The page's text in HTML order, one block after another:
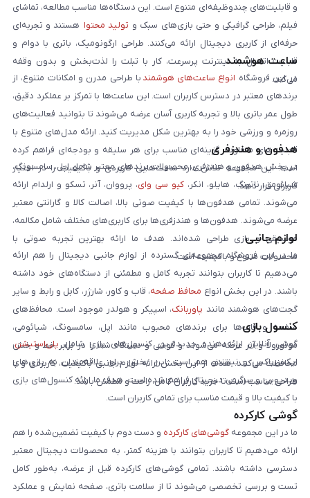
و قابلیت‌های چندوظیفه‌ای متنوع است. این دستگاه‌ها مناسب مطالعه، تماشای
فیلم، طراحی گرافیکی و حتی بازی‌های سبک و تولید محتوا هستند و تجربه‌ای
حرفه‌ای از کاربری دیجیتال ارائه می‌کنند. طراحی ارگونومیک، باتری با دوام و
قابلیت اتصال به اینترنت پرسرعت، کار با تبلت را لذت‌بخش و بدون وقفه
می‌کند.
ساعت هوشمند
در این فروشگاه انواع ساعت‌های هوشمند با طراحی مدرن و امکانات متنوع، از
برندهای معتبر در دسترس کاربران است. این ساعت‌ها با تمرکز بر عملکرد دقیق،
طول عمر باتری بالا و تجربه کاربری آسان عرضه می‌شوند تا بتوانید فعالیت‌های
روزمره و ورزشی خود را به بهترین شکل مدیریت کنید. ارائه مدل‌های متنوع با
قابلیت‌های متفاوت، گزینه‌ای مناسب برای هر سلیقه و بودجه‌ای فراهم کرده
است. این مجموعه تلاش دارد ساعت‌هایی کاربردی و باکیفیت را در اختیار
کاربران قرار دهد.
هدفون و هندزفری
در بخش هدفون و هندزفری، محصولات برندهای معتبر شامل اپل، سامسونگ،
شیائومی، ناتینگ، هایلو، انکر، کیو سی وای، پرووان، آنر، تسکو و ارلدام ارائه
می‌شوند. تمامی هدفون‌ها با کیفیت صوتی بالا، اصالت کالا و گارانتی معتبر
عرضه می‌شوند. هدفون‌ها و هندزفری‌ها برای کاربری‌های مختلف شامل مکالمه،
موسیقی و بازی طراحی شده‌اند. هدف ما ارائه بهترین تجربه صوتی با
محصولات متنوع و باکیفیت است.
لوازم جانبی
ما در این فروشگاه مجموعه‌ای گسترده از لوازم جانبی دیجیتال را هم ارائه
می‌دهیم تا کاربران بتوانند تجربه کامل و مطمئنی از دستگاه‌های خود داشته
باشند. در این بخش انواع محافظ صفحه، قاب و کاور، شارژر، کابل و رابط و سایر
گجت‌های هوشمند مانند پاوربانک، اسپیکر و هولدر موجود است. محافظ‌های
صفحه و قاب‌ها برای برندهای محبوب مانند اپل، سامسونگ، شیائومی،
موتورولا و آنر عرضه می‌شوند و گوشی و دستگاه شما را در برابر خط و خش
محافظت می‌کنند. هدف از این بخش ارائه لوازم جانبی باکیفیت، کاربردی و با
طراحی مناسب است تا خرید کاربران کامل، راحت و مطمئن باشد.
کنسول بازی
گوشی آنلاین ارائه‌دهنده جدیدترین کنسول‌های بازی شامل پلی‌استیشن،
ایکس‌باکس و نینتندو هم است. این بخش برای علاقه‌مندان به بازی‌های
ویدیویی و سرگرمی دیجیتال فراهم شده است. هدف ما ارائه کنسول‌های بازی
با کیفیت بالا و قیمت مناسب برای تمامی کاربران است.
گوشی کارکرده
ما در این مجموعه گوشی‌های کارکرده و دست دوم با کیفیت تضمین‌شده را هم
ارائه می‌دهیم تا کاربران بتوانند با هزینه کمتر، به محصولات دیجیتال معتبر
دسترسی داشته باشند. تمامی گوشی‌های کارکرده قبل از عرضه، به‌طور کامل
تست و بررسی تخصصی می‌شوند تا از سلامت باتری، صفحه نمایش و عملکرد